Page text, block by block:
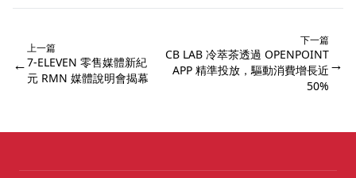
←
上一篇
7-ELEVEN 零售媒體新紀
元 RMN 媒體說明會揭幕
下一篇
CB LAB 冷萃茶透過 OPENPOINT
APP 精準投放，驅動消費增長近
50%
→